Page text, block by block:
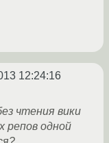
12:24:16
чтения вики
репов одной